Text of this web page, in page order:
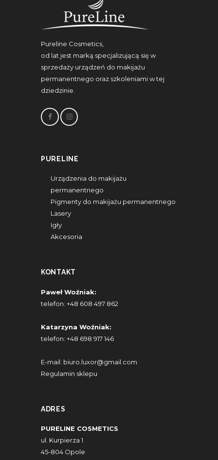
Pureline Cosmetics,
od lat jest marką specjalizującą się w
sprzedaży urządzeń do makijażu
permanentnego oraz szkoleniami w tej
dziedzinie.
PURELINE
Urządzenia do makijażu
permanentnego
Pigmenty do makijażu permanentnego
Lasery
Igły
Akcesoria
KONTAKT
Paweł Woźniak:
telefon: +48 608 497 862
Katarzyna Woźniak:
telefon: +48 698 917 146
E-mail: biuro.luxor@gmail.com
Regulamin sklepu
ADRES
PURELINE COSMETICS
ul. Kurpierza 1
45-804 Opole